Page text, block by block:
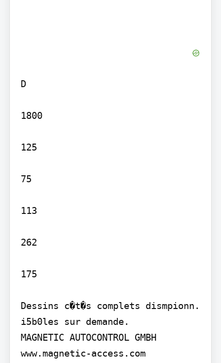
D
1800
125
75
113
262
175
Dessins c�t�s complets dismpionn.
i5b0les sur demande.
MAGNETIC AUTOCONTROL GMBH
www.magnetic-access.com